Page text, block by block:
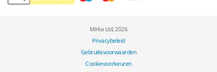
Mirka Ltd, 2026
Privacybeleid
Gebruiksvoorwaarden
Cookievoorkeuren